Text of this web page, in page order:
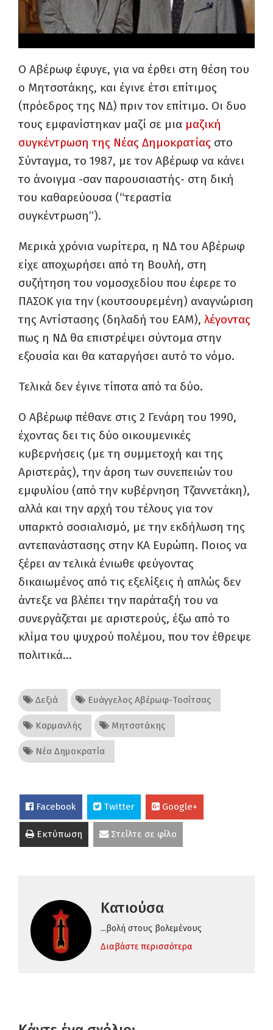
Ο Αβέρωφ έφυγε, για να έρθει στη θέση του
ο Μητσοτάκης, και έγινε έτσι επίτιμος
(πρόεδρος της ΝΔ) πριν τον επίτιμο. Οι δυο
τους εμφανίστηκαν μαζί σε μια μαζική
συγκέντρωση της Νέας Δημοκρατίας στο
Σύνταγμα, το 1987, με τον Αβέρωφ να κάνει
το άνοιγμα -σαν παρουσιαστής- στη δική
του καθαρεύουσα (“τεραστία
συγκέντρωση”).
Μερικά χρόνια νωρίτερα, η ΝΔ του Αβέρωφ
είχε αποχωρήσει από τη Βουλή, στη
συζήτηση του νομοσχεδίου που έφερε το
ΠΑΣΟΚ για την (κουτσουρεμένη) αναγνώριση
της Αντίστασης (δηλαδή του ΕΑΜ), λέγοντας
πως η ΝΔ θα επιστρέψει σύντομα στην
εξουσία και θα καταργήσει αυτό το νόμο.
Τελικά δεν έγινε τίποτα από τα δύο.
Ο Αβέρωφ πέθανε στις 2 Γενάρη του 1990,
έχοντας δει τις δύο οικουμενικές
κυβερνήσεις (με τη συμμετοχή και της
Αριστεράς), την άρση των συνεπειών του
εμφυλίου (από την κυβέρνηση Τζαννετάκη),
αλλά και την αρχή του τέλους για τον
υπαρκτό σοσιαλισμό, με την εκδήλωση της
αντεπανάστασης στην ΚΑ Ευρώπη. Ποιος να
ξέρει αν τελικά ένιωθε φεύγοντας
δικαιωμένος από τις εξελίξεις ή απλώς δεν
άντεξε να βλέπει την παράταξή του να
συνεργάζεται με αριστερούς, έξω από το
κλίμα του ψυχρού πολέμου, που τον έθρεψε
πολιτικά…
Δεξιά Ευάγγελος Αβέρωφ-Τοσίτσας
Καρμανλής Μητσοτάκης
Νέα Δημοκρατία
Facebook Twitter Google+
Εκτύπωση Στείλτε σε φίλο
Κατιούσα
...βολή στους βολεμένους
Διαβάστε περισσότερα